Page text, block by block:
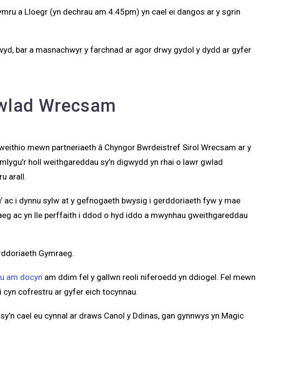
a Lloegr (yn dechrau am 4.45pm) yn cael ei dangos ar y sgrin
bar a masnachwyr y farchnad ar agor drwy gydol y dydd ar gyfer
Wrecsam
mewn partneriaeth â Chyngor Bwrdeistref Sirol Wrecsam ar y
holl weithgareddau sy’n digwydd yn rhai o lawr gwlad
arall.
ac i dynnu sylw at y gefnogaeth bwysig i gerddoriaeth fyw y mae
ac yn lle perffaith i ddod o hyd iddo a mwynhau gweithgareddau
Gymraeg.
am docyn am ddim fel y gallwn reoli niferoedd yn ddiogel. Fel mewn
cofrestru ar gyfer eich tocynnau.
cael eu cynnal ar draws Canol y Ddinas, gan gynnwys yn Magic